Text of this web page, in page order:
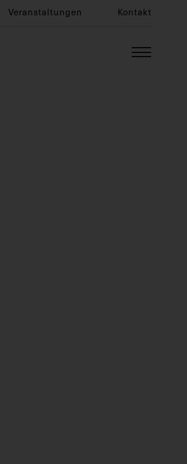
Veranstaltungen Kontakt